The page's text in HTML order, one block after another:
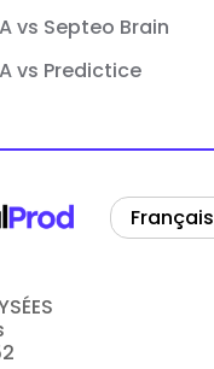
vs Septeo Brain
vs Predictice
Français